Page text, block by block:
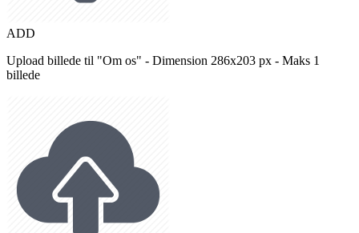
ADD
Upload billede til "Om os" - Dimension 286x203 px - Maks 1
billede